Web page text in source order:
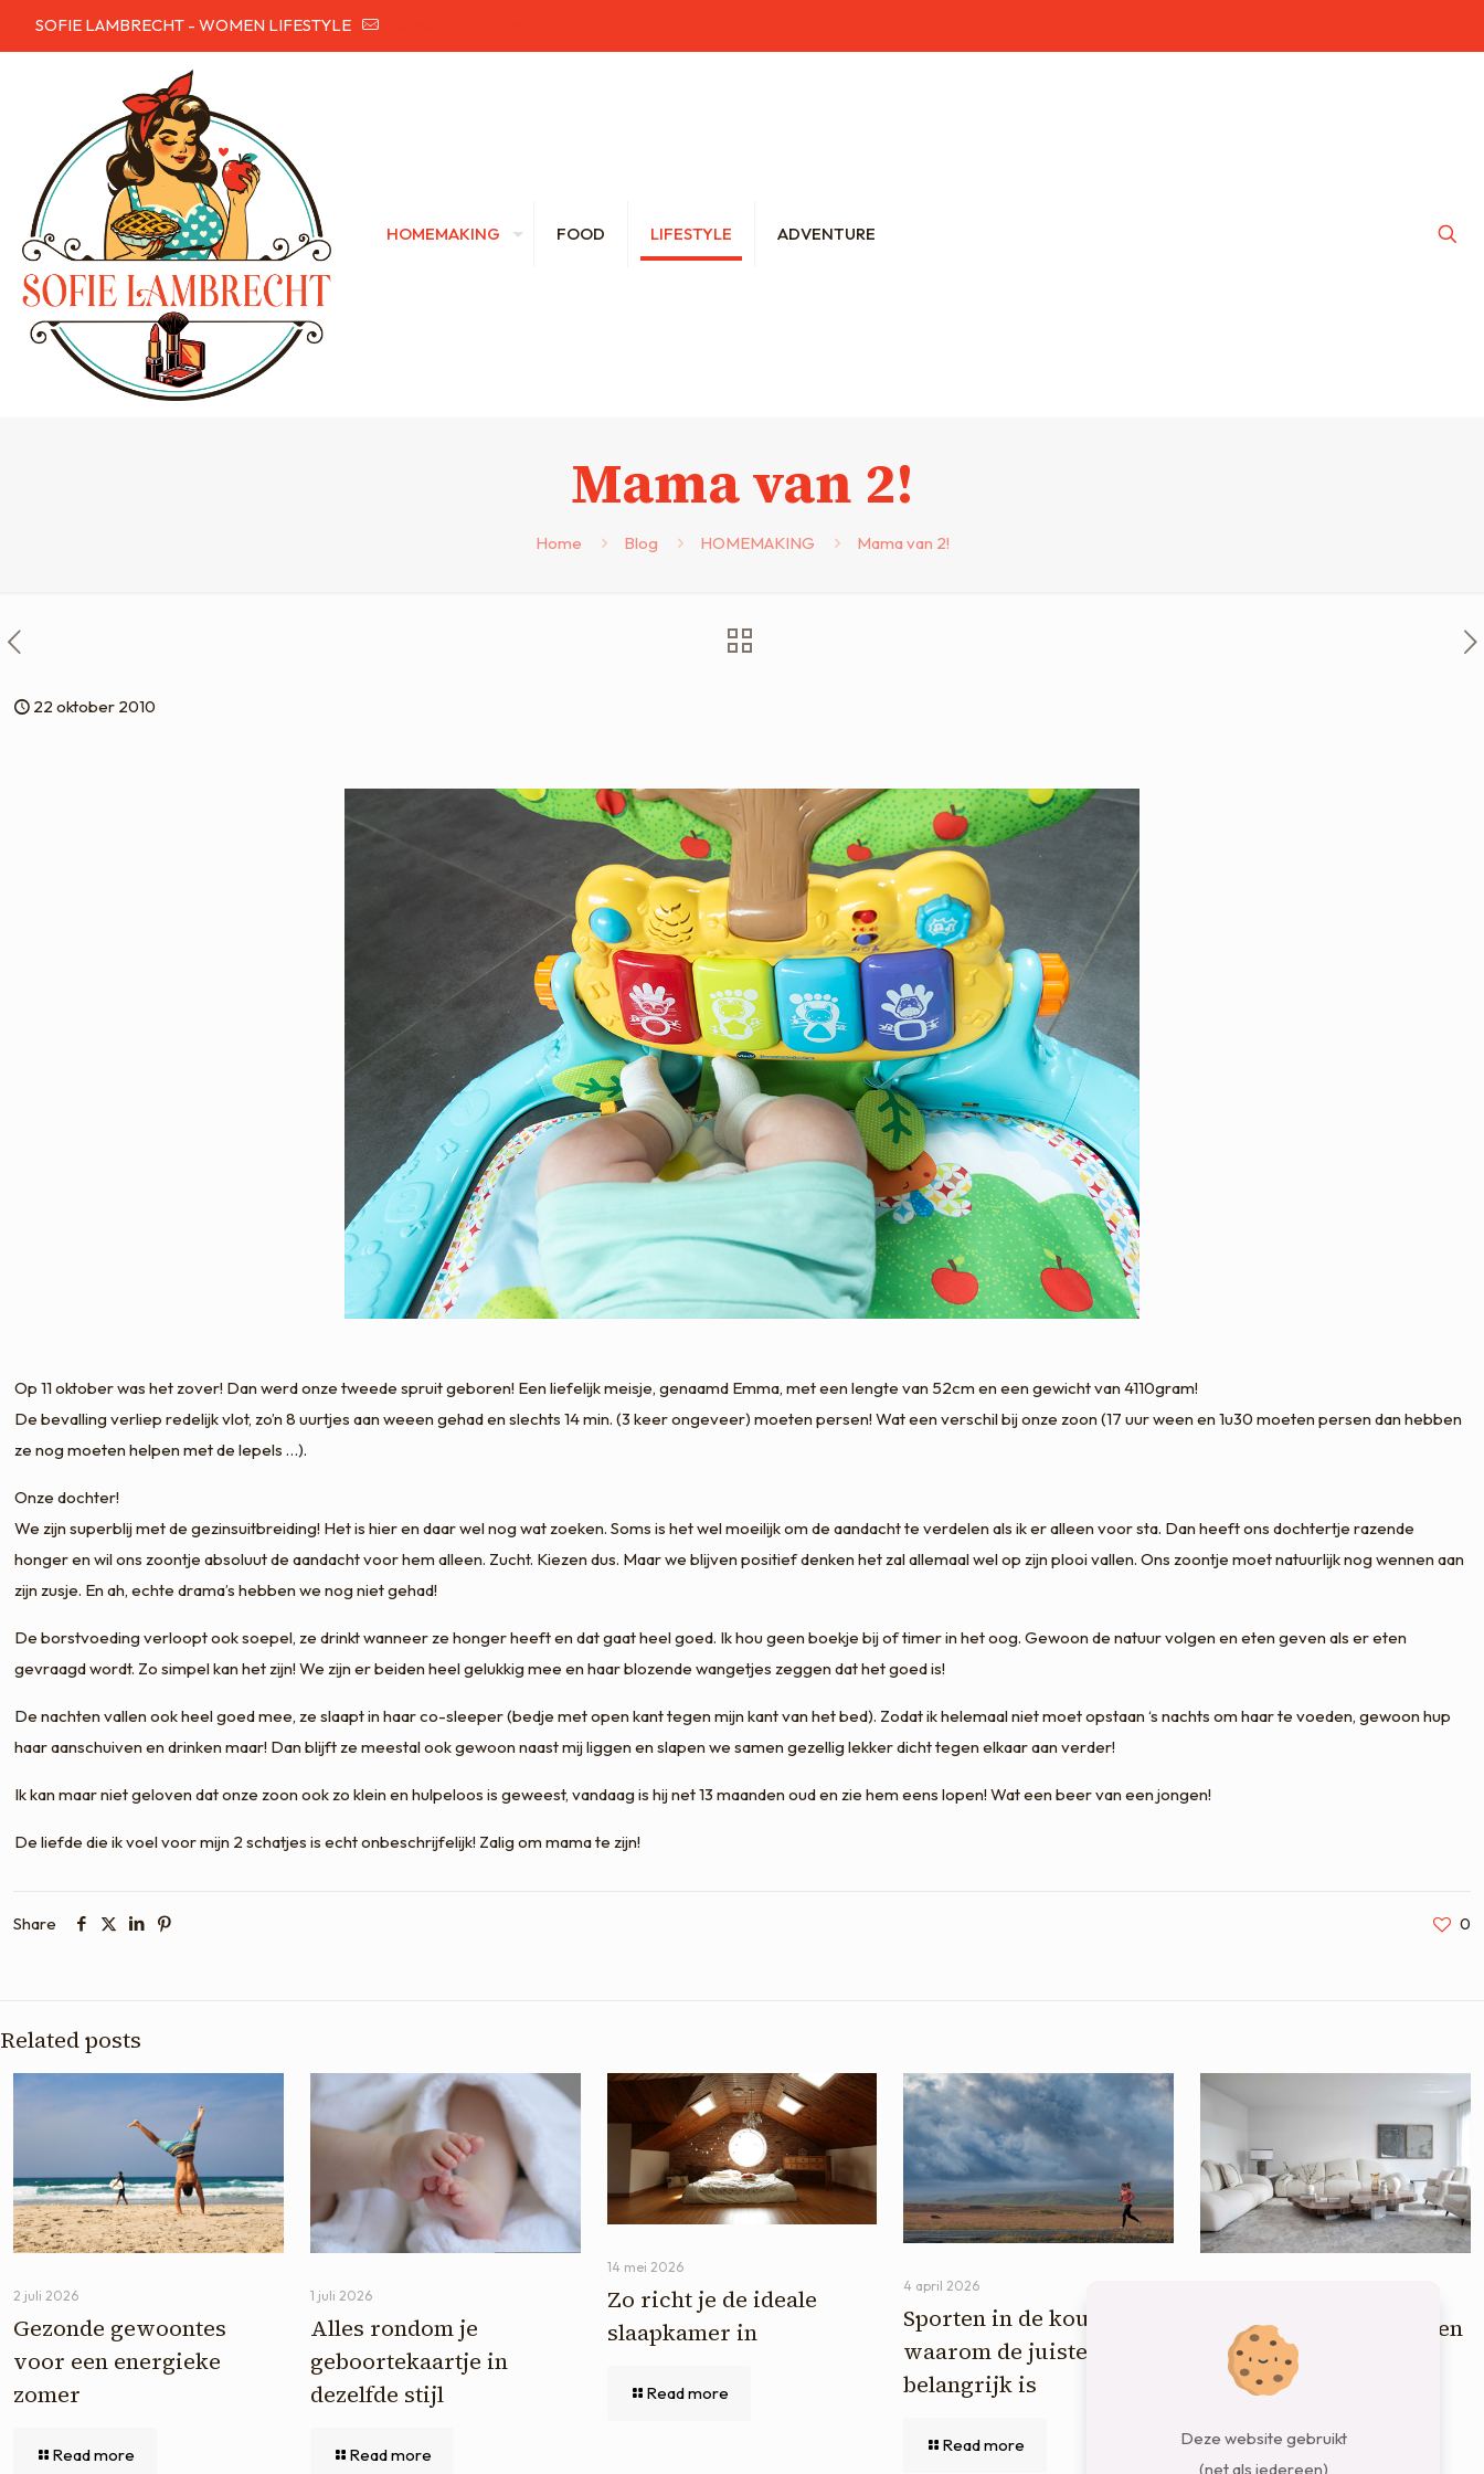
SOFIE LAMBRECHT - WOMEN LIFESTYLE
HOMEMAKING FOOD LIFESTYLE ADVENTURE
Mama van 2!
Home Blog HOMEMAKING Mama van 2!
22 oktober 2010
Op 11 oktober was het zover! Dan werd onze tweede spruit geboren! Een liefelijk meisje, genaamd Emma, met een lengte van 52cm en een gewicht van 4110gram!
De bevalling verliep redelijk vlot, zo’n 8 uurtjes aan weeen gehad en slechts 14 min. (3 keer ongeveer) moeten persen! Wat een verschil bij onze zoon (17 uur ween en 1u30 moeten persen dan hebben
ze nog moeten helpen met de lepels …).
Onze dochter!
We zijn superblij met de gezinsuitbreiding! Het is hier en daar wel nog wat zoeken. Soms is het wel moeilijk om de aandacht te verdelen als ik er alleen voor sta. Dan heeft ons dochtertje razende
honger en wil ons zoontje absoluut de aandacht voor hem alleen. Zucht. Kiezen dus. Maar we blijven positief denken het zal allemaal wel op zijn plooi vallen. Ons zoontje moet natuurlijk nog wennen aan
zijn zusje. En ah, echte drama’s hebben we nog niet gehad!
De borstvoeding verloopt ook soepel, ze drinkt wanneer ze honger heeft en dat gaat heel goed. Ik hou geen boekje bij of timer in het oog. Gewoon de natuur volgen en eten geven als er eten
gevraagd wordt. Zo simpel kan het zijn! We zijn er beiden heel gelukkig mee en haar blozende wangetjes zeggen dat het goed is!
De nachten vallen ook heel goed mee, ze slaapt in haar co-sleeper (bedje met open kant tegen mijn kant van het bed). Zodat ik helemaal niet moet opstaan ‘s nachts om haar te voeden, gewoon hup
haar aanschuiven en drinken maar! Dan blijft ze meestal ook gewoon naast mij liggen en slapen we samen gezellig lekker dicht tegen elkaar aan verder!
Ik kan maar niet geloven dat onze zoon ook zo klein en hulpeloos is geweest, vandaag is hij net 13 maanden oud en zie hem eens lopen! Wat een beer van een jongen!
De liefde die ik voel voor mijn 2 schatjes is echt onbeschrijfelijk! Zalig om mama te zijn!
Share 0
Related posts
2 juli 2026
Gezonde gewoontes
voor een energieke
zomer
Read more
1 juli 2026
Alles rondom je
geboortekaartje in
dezelfde stijl
Read more
14 mei 2026
Zo richt je de ideale
slaapkamer in
Read more
4 april 2026
Sporten in de kou? Dit is
waarom de juiste kleding
belangrijk is
Read more
Zetels die perfect passen
bij jouw levensstijl
Deze website gebruikt
(net als iedereen)